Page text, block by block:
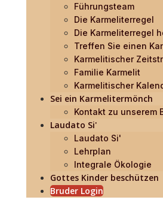
Führungsteam
Die Karmeliterregel
Die Karmeliterregel
Treffen Sie einen
Karmelitischer
Familie Karmelit
Karmelitischer
Sei ein Karmelitermönch
Kontakt zu unserem
Laudato Si'
Laudato Si'
Lehrplan
Integrale Ökologie
Gottes Kinder beschützen
Bruder Login